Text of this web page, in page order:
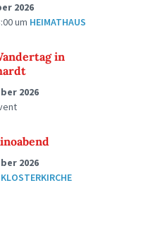
2026
um HEIMATHAUS
in
2026
2026
KLOSTERKIRCHE